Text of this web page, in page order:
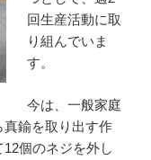
回生産活動に取
り組んでいま
す。
今は、一般家庭
真鍮を取り出す作
個のネジを外し